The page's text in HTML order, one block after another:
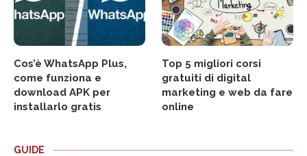
Cos’è WhatsApp Plus,
come funziona e
download APK per
installarlo gratis
Top 5 migliori corsi
gratuiti di digital
marketing e web da fare
online
GUIDE